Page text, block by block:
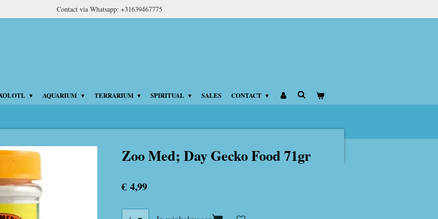
Contact via Whatsapp: +31639467775
AQUARIUM TERRARIUM SPIRITUAL SALES CONTACT
Zoo Med; Day Gecko Food 71gr
€ 4,99